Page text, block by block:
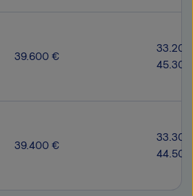
39.600 €
39.400 €